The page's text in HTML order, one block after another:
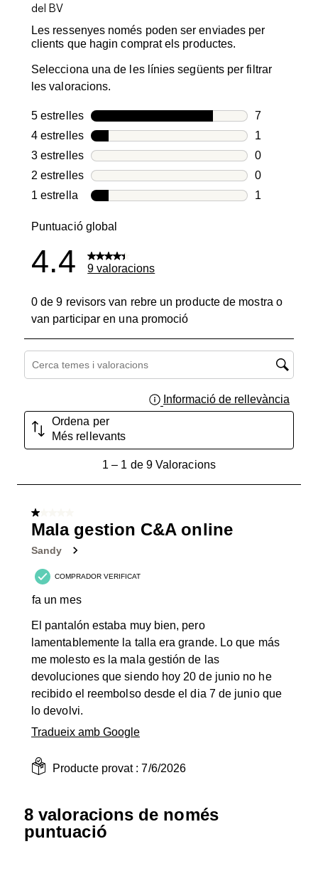
Les ressenyes només poden ser enviades per
clients que hagin comprat els productes.
Selecciona una de les línies següents per filtrar
les valoracions.
5 estrellesestrelles
7
7
4 estrellesestrelles
1
1 valoració
3 estrellesestrelles
0
0
2 estrellesestrelles
0
0
1 estrellaestrelles
1
Puntuació global
4.4 9 valoracions
0 de 9 revisors van rebre un producte de mostra o
van participar en una promoció
Cerca temes i valoracions regió de cerca
Informació de rellevància
Ordena per
Més rellevants
Valoracions.
1 – 1 de 9 Valoracions
1 de 5 estrelles.
Mala gestion C&A online
Sandy
COMPRADOR VERIFICAT
fa un mes
El pantalón estaba muy bien, pero
lamentablemente la talla era grande. Lo que más
me molesto es la mala gestión de las
devoluciones que siendo hoy 20 de junio no he
recibido el reembolso desde el dia 7 de junio que
lo devolvi.
Tradueix amb Google
Producte provat : 7/6/2026
8 valoracions de només
puntuació